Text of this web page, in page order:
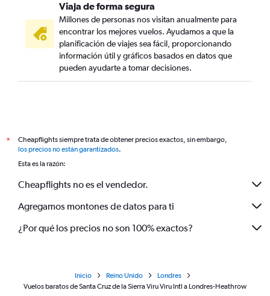
Viaja de forma segura
Millones de personas nos visitan anualmente para
encontrar los mejores vuelos. Ayudamos a que la
planificación de viajes sea fácil, proporcionando
información útil y gráficos basados en datos que
pueden ayudarte a tomar decisiones.
*
Cheapflights siempre trata de obtener precios exactos, sin embargo,
los precios no están garantizados.
Esta es la razón:
Cheapflights no es el vendedor.
Agregamos montones de datos para ti
¿Por qué los precios no son 100% exactos?
Inicio Reino Unido
Londres
Vuelos baratos de Santa Cruz de la Sierra Viru Viru Intl a Londres-Heathrow